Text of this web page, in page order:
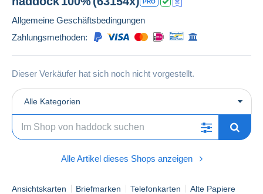
PRO
Allgemeine Geschäftsbedingungen
Zahlungsmethoden:
Dieser Verkäufer hat sich noch nicht vorgestellt.
Alle Kategorien
Alle Artikel dieses Shops anzeigen
Ansichtskarten Briefmarken Telefonkarten
Alte Papiere